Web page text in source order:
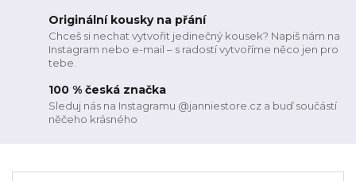
Originální kousky na přání
Chceš si nechat vytvořit jedinečný kousek? Napiš nám na
Instagram nebo e-mail – s radostí vytvoříme něco jen pro
tebe.
100 % česká značka
Sleduj nás na Instagramu @janniestore.cz a buď součástí
něčeho krásného